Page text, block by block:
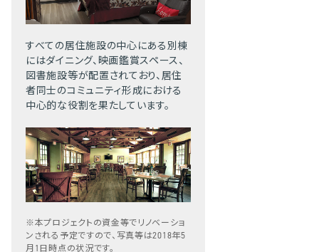
すべての居住施設の中心にある別棟
にはダイニング、映画鑑賞スペース、
図書施設等が配置されており、居住
者同士のコミュニティ形成における
中心的な役割を果たしています。
※本プロジェクトの資金等でリノベーショ
ンされる予定ですので、写真等は2018年5
月1日時点の状況です。